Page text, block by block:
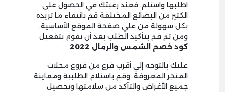
اطلبها واستلم، فعند رغبتك في الحصول علي
الكثير من البضائع المختلفة قم بانتقاء ما تريده
بكل سهولة من علي صفحة الموقع الأساسية،
ومن ثم قم بتأكيد الطلب بعد أن تقوم بتفعيل
كود خصم الشمس والرمال 2022
.
عليك بالتوجه إلي أقرب فرع من فروع محلات
المتجر المعروفة، وقم باستلام الطلبية ومعاينة
جميع الأغراض والتأكد من سلامتها وتحصيل